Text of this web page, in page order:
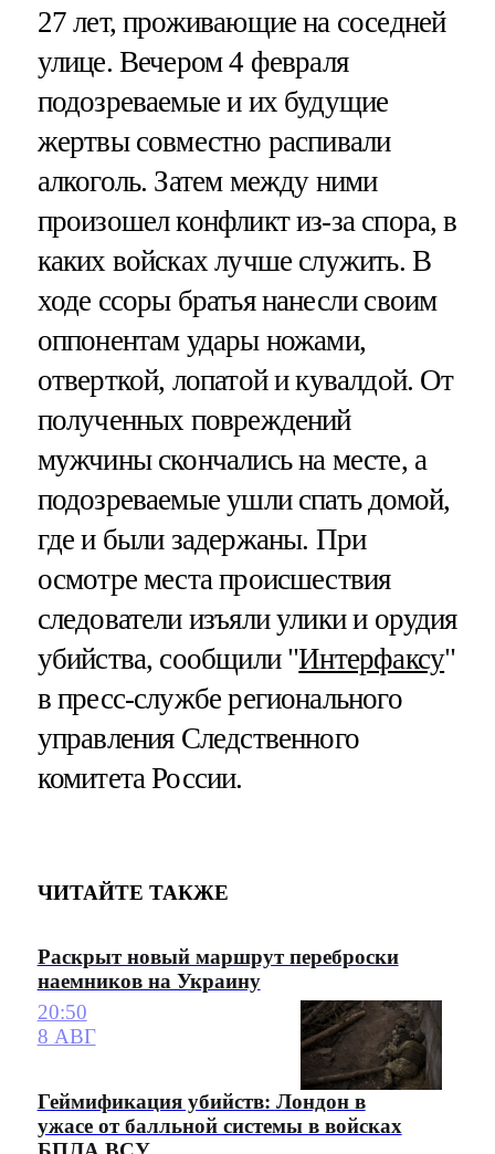
27 лет, проживающие на соседней
улице. Вечером 4 февраля
подозреваемые и их будущие
жертвы совместно распивали
алкоголь. Затем между ними
произошел конфликт из-за спора, в
каких войсках лучше служить. В
ходе ссоры братья нанесли своим
оппонентам удары ножами,
отверткой, лопатой и кувалдой. От
полученных повреждений
мужчины скончались на месте, а
подозреваемые ушли спать домой,
где и были задержаны. При
осмотре места происшествия
следователи изъяли улики и орудия
убийства, сообщили "Интерфаксу"
в пресс-службе регионального
управления Следственного
комитета России.
ЧИТАЙТЕ ТАКЖЕ
Раскрыт новый маршрут переброски
наемников на Украину
20:50
8 АВГ
Геймификация убийств: Лондон в
ужасе от балльной системы в войсках